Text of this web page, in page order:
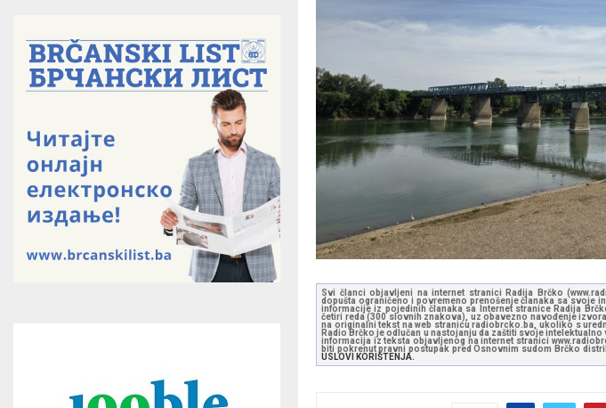
Svi članci objavljeni na internet stranici Radija Brčko
dopušta ograničeno i povremeno prenošenje članaka sa svoje
informacije iz pojedinih članaka sa Internet stranice Radija
četiri reda (300 slovnih znakova), uz obavezno navođenje
na originalni tekst na web stranicu radiobrcko.ba, ukoliko s
Radio Brčko je odlučan u nastojanju da zaštiti svoje
informacija iz teksta objavljenog na internet stranici
biti pokrenut pravni postupak pred Osnovnim sudom Brčko
USLOVI KORIŠTENJA.